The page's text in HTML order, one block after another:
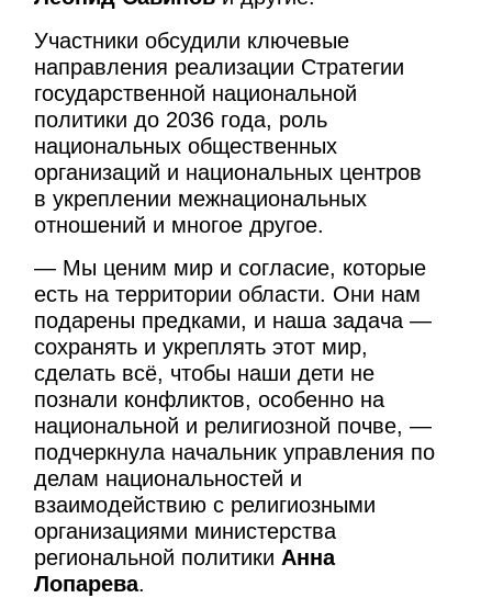
Участники обсудили ключевые
направления реализации Стратегии
государственной национальной
политики до 2036 года, роль
национальных общественных
организаций и национальных центров
в укреплении межнациональных
отношений и многое другое.
— Мы ценим мир и согласие, которые
есть на территории области. Они нам
подарены предками, и наша задача —
сохранять и укреплять этот мир,
сделать всё, чтобы наши дети не
познали конфликтов, особенно на
национальной и религиозной почве, —
подчеркнула начальник управления по
делам национальностей и
взаимодействию с религиозными
организациями министерства
региональной политики Анна
Лопарева.